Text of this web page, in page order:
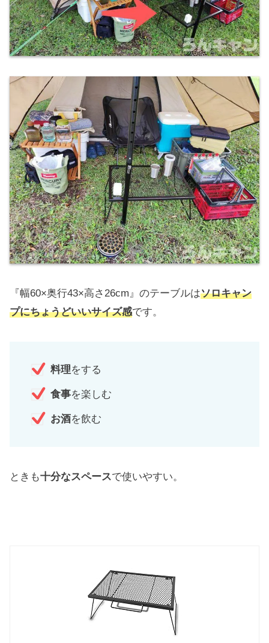
『幅60×奥行43×高さ26cm』のテーブルはソロキャン
プにちょうどいいサイズ感です。
料理をする
食事を楽しむ
お酒を飲む
ときも十分なスペースで使いやすい。